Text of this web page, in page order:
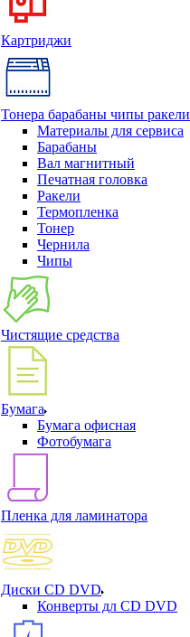
Картриджи
Тонера барабаны чипы ракели
Материалы для сервиса
Барабаны
Вал магнитный
Печатная головка
Ракели
Термопленка
Тонер
Чернила
Чипы
Чистящие средства
Бумага
Бумага офисная
Фотобумага
Пленка для ламинатора
Диски CD DVD
Конверты дл CD DVD